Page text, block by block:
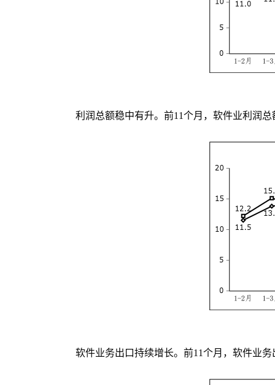
利润总额稳中有升。前11个月，软件业利润总
软件业务出口持续增长。前11个月，软件业